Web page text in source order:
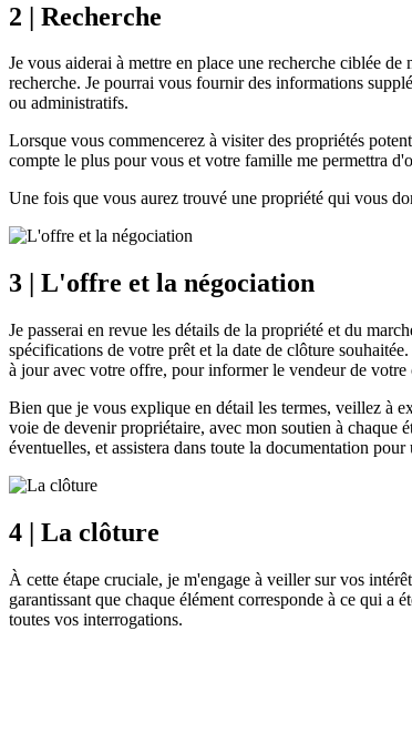
2 | Recherche
Je vous aiderai à mettre en place une recherche ciblée
recherche. Je pourrai vous fournir des informations
ou administratifs.
Lorsque vous commencerez à visiter des propriétés
compte le plus pour vous et votre famille me permettra
Une fois que vous aurez trouvé une propriété qui vous
3 | L'offre et la négociation
Je passerai en revue les détails de la propriété et du
spécifications de votre prêt et la date de clôture
à jour avec votre offre, pour informer le vendeur de votre
Bien que je vous explique en détail les termes, veillez à
voie de devenir propriétaire, avec mon soutien à chaque
éventuelles, et assistera dans toute la documentation pour
4 | La clôture
À cette étape cruciale, je m'engage à veiller sur vos
garantissant que chaque élément corresponde à ce qui a
toutes vos interrogations.